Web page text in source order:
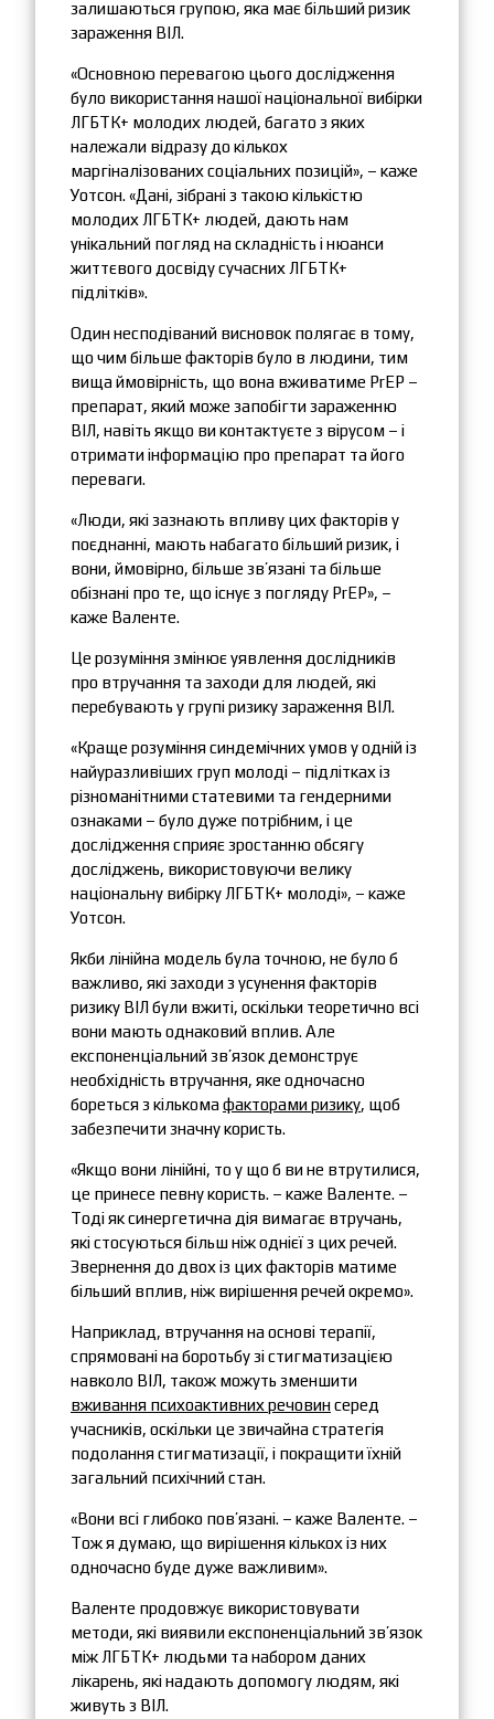
залишаються групою, яка має більший ризик
зараження ВІЛ.
«Основною перевагою цього дослідження
було використання нашої національної вибірки
ЛГБТК+ молодих людей, багато з яких
належали відразу до кількох
маргіналізованих соціальних позицій», – каже
Уотсон. «Дані, зібрані з такою кількістю
молодих ЛГБТК+ людей, дають нам
унікальний погляд на складність і нюанси
життєвого досвіду сучасних ЛГБТК+
підлітків».
Один несподіваний висновок полягає в тому,
що чим більше факторів було в людини, тим
вища ймовірність, що вона вживатиме PrEP –
препарат, який може запобігти зараженню
ВІЛ, навіть якщо ви контактуєте з вірусом – і
отримати інформацію про препарат та його
переваги.
«Люди, які зазнають впливу цих факторів у
поєднанні, мають набагато більший ризик, і
вони, ймовірно, більше зв’язані та більше
обізнані про те, що існує з погляду PrEP», –
каже Валенте.
Це розуміння змінює уявлення дослідників
про втручання та заходи для людей, які
перебувають у групі ризику зараження ВІЛ.
«Краще розуміння синдемічних умов у одній із
найуразливіших груп молоді – підлітках із
різноманітними статевими та гендерними
ознаками – було дуже потрібним, і це
дослідження сприяє зростанню обсягу
досліджень, використовуючи велику
національну вибірку ЛГБТК+ молоді», – каже
Уотсон.
Якби лінійна модель була точною, не було б
важливо, які заходи з усунення факторів
ризику ВІЛ були вжиті, оскільки теоретично всі
вони мають однаковий вплив. Але
експоненціальний зв’язок демонструє
необхідність втручання, яке одночасно
бореться з кількомафакторами ризику, щоб
забезпечити значну користь.
«Якщо вони лінійні, то у що б ви не втрутилися,
це принесе певну користь. – каже Валенте. –
Тоді як синергетична дія вимагає втручань,
які стосуються більш ніж однієї з цих речей.
Звернення до двох із цих факторів матиме
більший вплив, ніж вирішення речей окремо».
Наприклад, втручання на основі терапії,
спрямовані на боротьбу зі стигматизацією
навколо ВІЛ, також можуть зменшити
вживання психоактивних речовинсеред
учасників, оскільки це звичайна стратегія
подолання стигматизації, і покращити їхній
загальний психічний стан.
«Вони всі глибоко пов’язані. – каже Валенте. –
Тож я думаю, що вирішення кількох із них
одночасно буде дуже важливим».
Валенте продовжує використовувати
методи, які виявили експоненціальний зв’язок
між ЛГБТК+ людьми та набором даних
лікарень, які надають допомогу людям, які
живуть з ВІЛ.